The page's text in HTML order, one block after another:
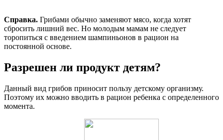
Справка. Грибами обычно заменяют мясо, когда хотят
сбросить лишний вес. Но молодым мамам не следует
торопиться с введением шампиньонов в рацион на
постоянной основе.
Разрешен ли продукт детям?
Данный вид грибов приносит пользу детскому организму.
Поэтому их можно вводить в рацион ребенка c определенного
момента.